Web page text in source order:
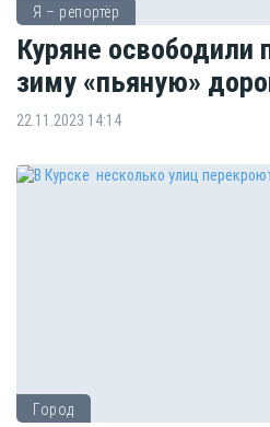
Я – репортёр
Куряне освободили
зиму «пьяную»
22.11.2023 14:14
Город